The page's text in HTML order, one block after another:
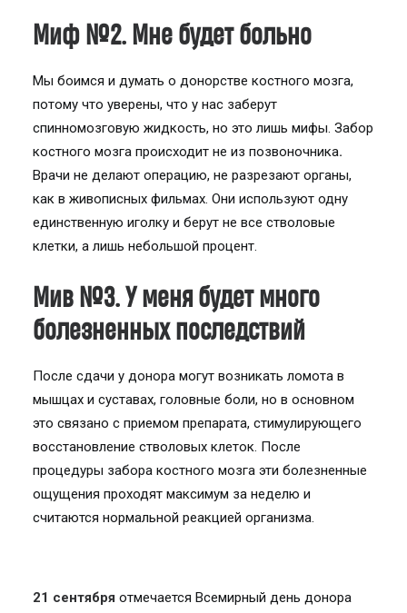
Миф №2. Мне будет больно
Мы боимся и думать о донорстве костного мозга,
потому что уверены, что у нас заберут
спинномозговую жидкость, но это лишь мифы. Забор
костного мозга происходит не из позвоночника.
Врачи не делают операцию, не разрезают органы,
как в живописных фильмах. Они используют одну
единственную иголку и берут не все стволовые
клетки, а лишь небольшой процент.
Мив №3. У меня будет много
болезненных последствий
После сдачи у донора могут возникать ломота в
мышцах и суставах, головные боли, но в основном
это связано с приемом препарата, стимулирующего
восстановление стволовых клеток. После
процедуры забора костного мозга эти болезненные
ощущения проходят максимум за неделю и
считаются нормальной реакцией организма.
21 сентября отмечается Всемирный день донора